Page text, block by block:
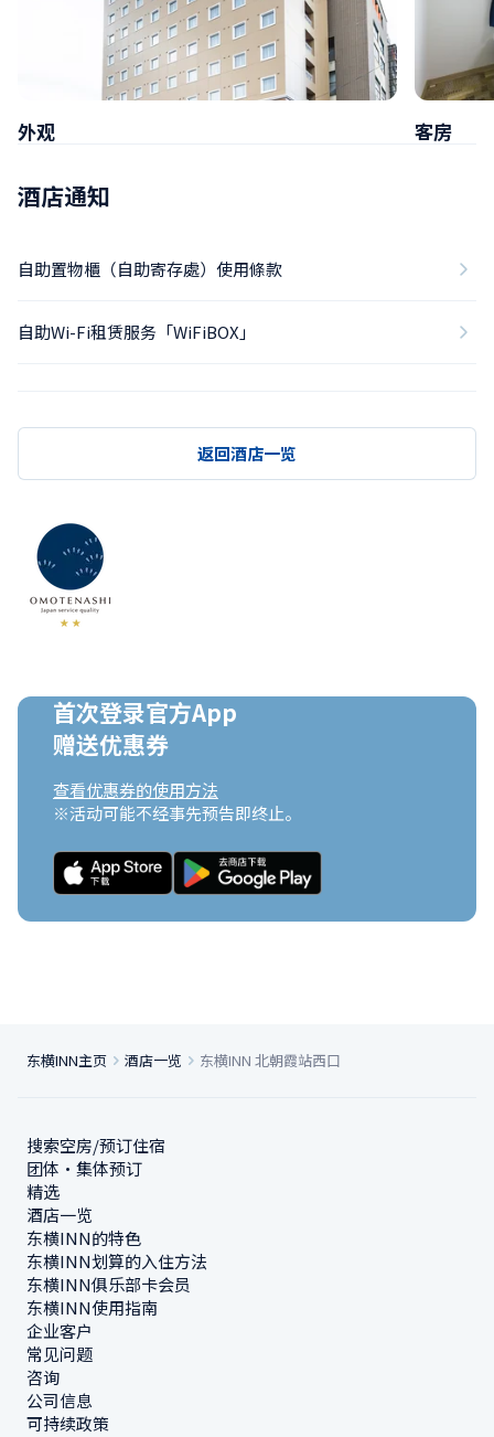
外观 客房
酒店通知
自助置物櫃（自助寄存處）使用條款
自助Wi-Fi租赁服务「WiFiBOX」
返回酒店一览
首次登录官方App
赠送优惠券
查看优惠券的使用方法
※活动可能不经事先预告即终止。
东横INN主页 酒店一览 东横INN 北朝霞站西口
搜索空房/预订住宿
团体・集体预订
精选
酒店一览
东横INN的特色
东横INN划算的入住方法
东横INN俱乐部卡会员
东横INN使用指南
企业客户
常见问题
咨询
公司信息
可持续政策